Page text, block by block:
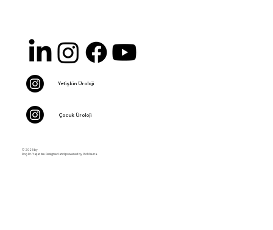
© 2025 by
Doç.Dr. Yaşar Issı. Designed and powered by GoMauna.
Yetişkin Üroloji
Çocuk Üroloji